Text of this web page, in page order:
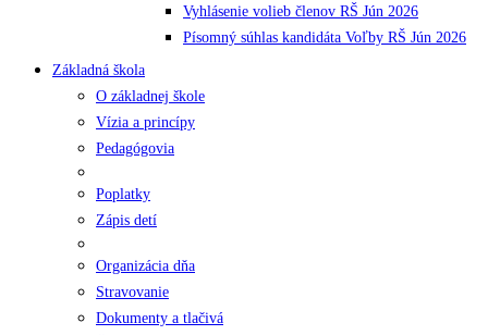
Vyhlásenie volieb členov RŠ Jún 2026
Písomný súhlas kandidáta Voľby RŠ Jún 2026
Základná škola
O základnej škole
Vízia a princípy
Pedagógovia
Poplatky
Zápis detí
Organizácia dňa
Stravovanie
Dokumenty a tlačivá